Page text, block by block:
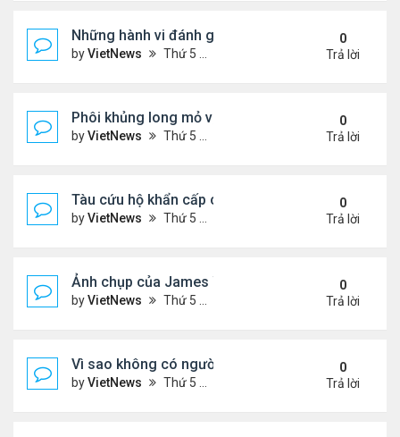
Những hành vi đánh giá một người được giáo dục
byVietNews Thứ 5 Tháng 5 12, 2022 4:51 pm
0
Trả lời
Phôi khủng long mỏ vịt hoàn chỉnh nhất
byVietNews Thứ 5 Tháng 5 12, 2022 12:35 pm
0
Trả lời
Tàu cứu hộ khẩn cấp cỡ lớn đầu tiên của Trung
byVietNews Thứ 5 Tháng 5 12, 2022 12:00 pm
0
Trả lời
Ảnh chụp của James Webb cho thấy bước nhảy
byVietNews Thứ 5 Tháng 5 12, 2022 11:56 am
0
Trả lời
Vì sao không có người nhân bản?
byVietNews Thứ 5 Tháng 5 12, 2022 10:39 am
0
Trả lời